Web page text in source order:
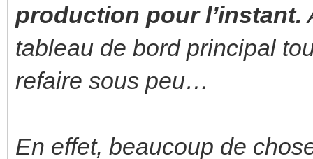
production pour l’instant.
tableau de bord principal
refaire sous peu…
En effet, beaucoup de